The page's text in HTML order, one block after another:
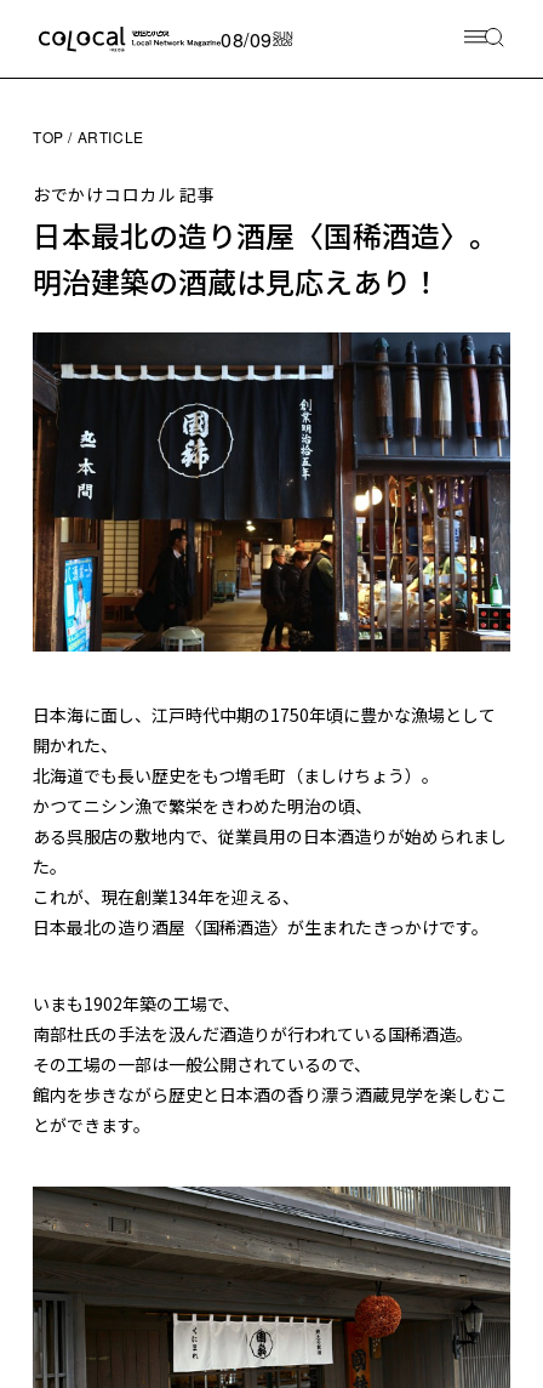
08/09SUN
2026
TOP ARTICLE
おでかけコロカル 記事
日本最北の造り酒屋〈国稀酒造〉。
明治建築の酒蔵は見応えあり！
日本海に面し、江戸時代中期の1750年頃に豊かな漁場として
開かれた、
北海道でも長い歴史をもつ増毛町（ましけちょう）。
かつてニシン漁で繁栄をきわめた明治の頃、
ある呉服店の敷地内で、従業員用の日本酒造りが始められまし
た。
これが、現在創業134年を迎える、
日本最北の造り酒屋〈国稀酒造〉が生まれたきっかけです。
いまも1902年築の工場で、
南部杜氏の手法を汲んだ酒造りが行われている国稀酒造。
その工場の一部は一般公開されているので、
館内を歩きながら歴史と日本酒の香り漂う酒蔵見学を楽しむこ
とができます。